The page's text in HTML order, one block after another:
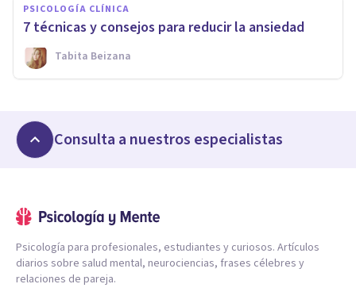
PSICOLOGÍA CLÍNICA
7 técnicas y consejos para reducir la ansiedad
Tabita Beizana
Consulta a nuestros especialistas
Psicología para profesionales, estudiantes y curiosos. Artículos
diarios sobre salud mental, neurociencias, frases célebres y
relaciones de pareja.